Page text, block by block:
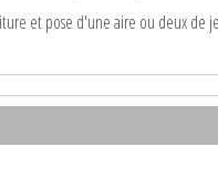
et pose d'une aire ou deux de